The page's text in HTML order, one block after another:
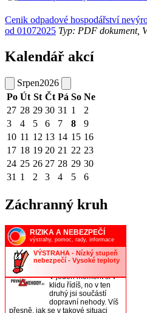
Cenik odpadové hospodářství
od 01072025 Typ: PDF dokument,
Kalendář akcí
Srpen2026
Po Út St Čt Pá So Ne
27 28 29 30 31 1
2
3
4 5 6 7 8
9
10 11 12 13 14 15 16
17 18 19 20 21 22 23
24 25 26 27 28 29 30
31 1 2 3 4 5 6
Záchranný kruh